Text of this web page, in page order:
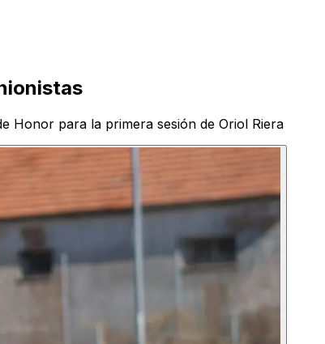
Honor para la primera sesión de Oriol Riera